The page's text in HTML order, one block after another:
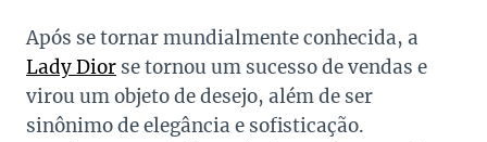
Após se tornar mundialmente conhecida, a
Lady Dior se tornou um sucesso de vendas e
virou um objeto de desejo, além de ser
sinônimo de elegância e sofisticação.